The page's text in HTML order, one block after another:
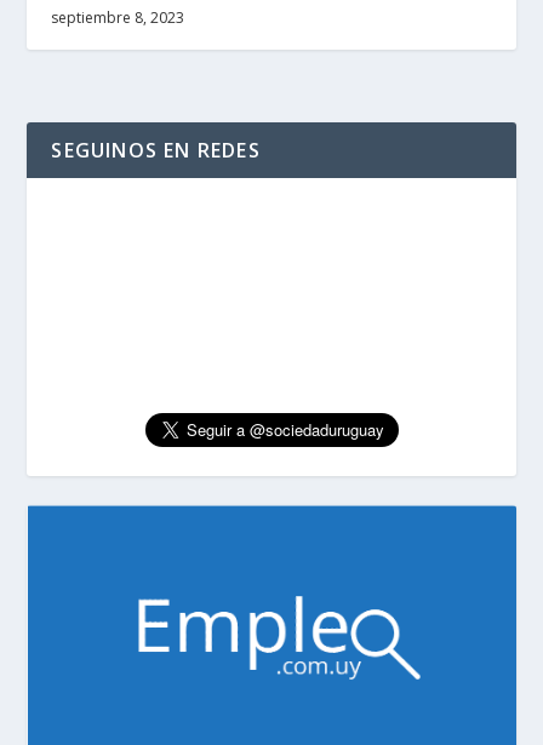
septiembre 8, 2023
SEGUINOS EN REDES